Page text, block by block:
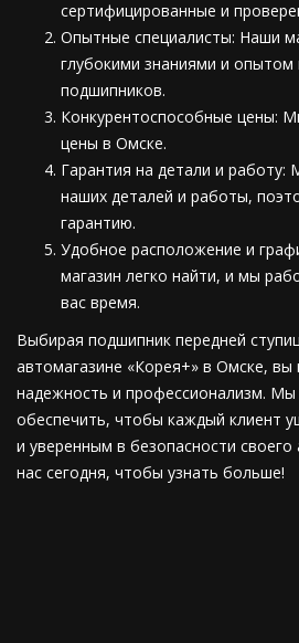
сертифицированные и
Опытные специалисты: Наши
глубокими знаниями и опытом
подшипников.
Конкурентоспособные цены:
цены в Омске.
Гарантия на детали и работу:
наших деталей и работы,
гарантию.
Удобное расположение и
магазин легко найти, и мы
вас время.
Выбирая подшипник передней
автомагазине «Корея+» в Омске, вы
надежность и профессионализм. Мы
обеспечить, чтобы каждый клиент
и уверенным в безопасности
нас сегодня, чтобы узнать больше!